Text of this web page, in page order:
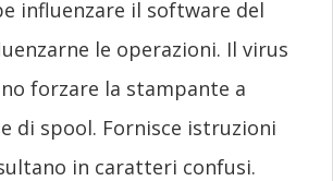
influenzare il software del
le operazioni. Il virus
forzare la stampante a
di spool. Fornisce istruzioni
in caratteri confusi.